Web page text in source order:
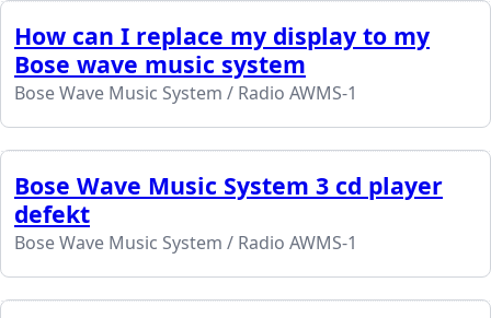
How can I replace my display to my
Bose wave music system
Bose Wave Music System / Radio AWMS-1
Bose Wave Music System 3 cd player
defekt
Bose Wave Music System / Radio AWMS-1